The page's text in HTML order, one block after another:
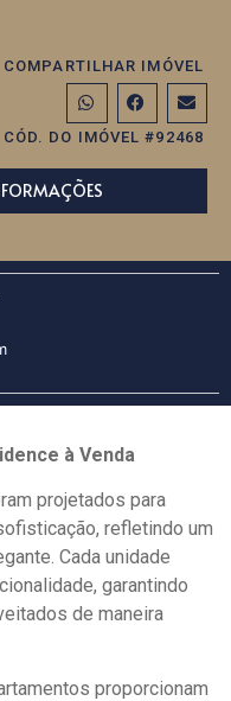
COMPARTILHAR IMÓVEL
CÓD. DO IMÓVEL #92468
à Venda
projetados para
refletindo um
Cada unidade
garantindo
de maneira
proporcionam